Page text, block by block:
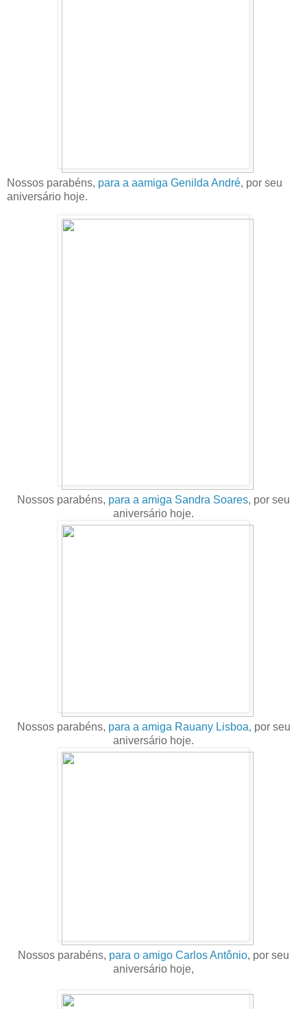
Nossos parabéns, para a aamiga Genilda André, por seu
aniversário hoje.
Nossos parabéns, para a amiga Sandra Soares, por seu
aniversário hoje.
Nossos parabéns, para a amiga Rauany Lisboa, por seu
aniversário hoje.
Nossos parabéns, para o amigo Carlos Antônio, por seu
aniversário hoje,